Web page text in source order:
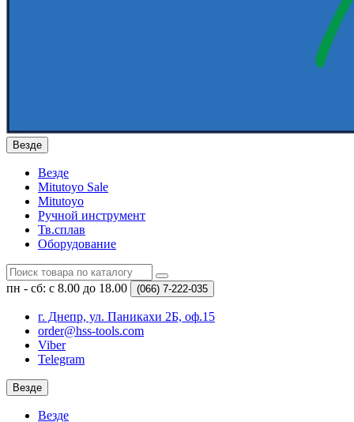
Везде
Везде
Mitutoyo Sale
Mitutoyo
Ручной инструмент
Тв.сплав
Оборудование
пн - сб: с 8.00 до 18.00 (066) 7-222-035
г. Днепр, ул. Паникахи 2Б, оф.15
order@hss-tools.com
Viber
Telegram
Везде
Везде